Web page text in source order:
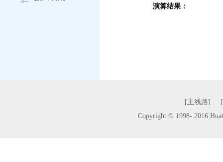
演算结果：
[主线路]
Copyright © 1998- 2016